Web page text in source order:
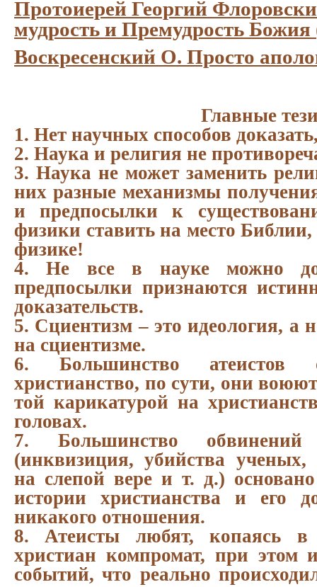
Протоиерей Георгий
мудрость и Премудрость
Воскресенский О. Просто
Главные
1. Нет научных способов
2. Наука и религия не
3. Наука не может заменить
них разные механизмы
и предпосылки к
физики ставить на место
физике!
4. Не все в науке можно
предпосылки признаются
доказательств.
5. Сциентизм – это идеология, а
на сциентизме.
6. Большинство атеистов
христианство, по сути, они
той карикатурой на
головах.
7. Большинство
(инквизиция, убийства ученых,
на слепой вере и т. д.)
истории христианства и его
никакого отношения.
8. Атеисты любят, копаясь в
христиан компромат, при этом
событий, что реально